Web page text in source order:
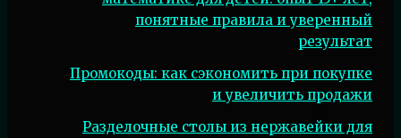
понятные правила и уверенный
результат
Промокоды: как сэкономить при покупке
и увеличить продажи
Разделочные столы из нержавейки для